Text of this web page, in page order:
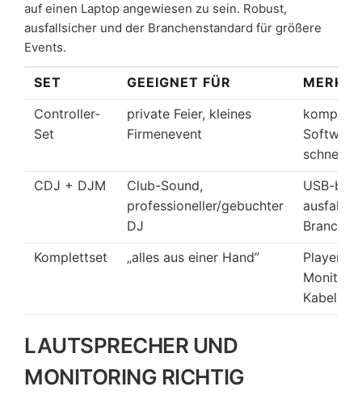
auf einen Laptop angewiesen zu sein. Robust,
ausfallsicher und der Branchenstandard für größere
Events.
SET GEEIGNET FÜR
Controller-
Set
private Feier, kleines
Firmenevent
Software,
schneller
CDJ + DJM
Club-Sound,
professioneller/gebuchter
DJ
USB-
Komplettset
„alles aus einer Hand”
Player,
Monitor,
Kabel
LAUTSPRECHER UND
MONITORING RICHTIG